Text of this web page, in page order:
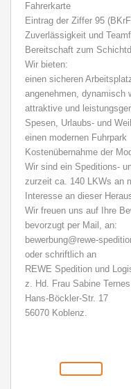
Fahrerkarte
Eintrag der Ziffer 95
Zuverlässigkeit und
Bereitschaft zum
Wir bieten:
einen sicheren
angenehmen, dynamisch
attraktive und
Spesen, Urlaubs- und
einen modernen Fuhrpark
Kostenübernahme der
Wir sind ein Speditions-
zurzeit ca. 140 LKWs an
Interesse an dieser
Wir freuen uns auf Ihre
bevorzugt per Mail, an:
bewerbung@rewe-
oder schriftlich an
REWE Spedition und
z. Hd. Frau Sabine Ternes
Hans-Böckler-Str. 17
56070 Koblenz.